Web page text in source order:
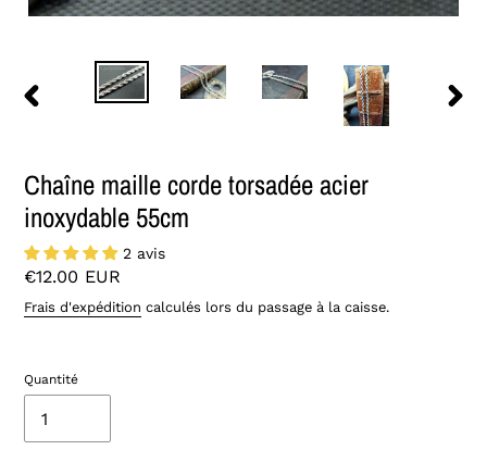
Chaîne maille corde torsadée acier
inoxydable 55cm
2 avis
Prix
normal
€12.00 EUR
Frais d'expédition calculés lors du passage à la caisse.
Quantité